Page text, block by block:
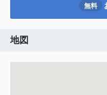
無料
地図